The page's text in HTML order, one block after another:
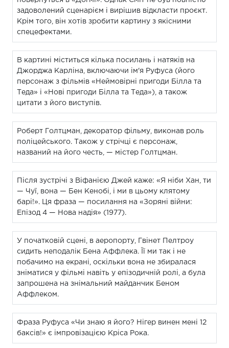
задоволений сценарієм і вирішив відкласти проєкт.
Крім того, він хотів зробити картину з якісними
спецефектами.
В картині міститься кілька посилань і натяків на
Джорджа Карліна, включаючи ім'я Руфуса (його
персонаж з фільмів «Неймовірні пригоди Білла та
Теда» і «Нові пригоди Білла та Теда»), а також
цитати з його виступів.
Роберт Голтцман, декоратор фільму, виконав роль
поліцейського. Також у стрічці є персонаж,
названий на його честь, — містер Голтцман.
Після зустрічі з Віфанією Джей каже: «Я ніби Хан, ти
— Чуї, вона — Бен Кенобі, і ми в цьому клятому
барі!». Ця фраза — посилання на «Зоряні війни:
Епізод 4 — Нова надія» (1977).
У початковій сцені, в аеропорту, Гвінет Пелтроу
сидить неподалік Бена Аффлека. Її ми так і не
побачимо на екрані, оскільки вона не збиралася
зніматися у фільмі навіть у епізодичній ролі, а була
запрошена на знімальний майданчик Беном
Аффлеком.
Фраза Руфуса «Чи знаю я його? Нігер винен мені 12
баксів!» є імпровізацією Кріса Рока.